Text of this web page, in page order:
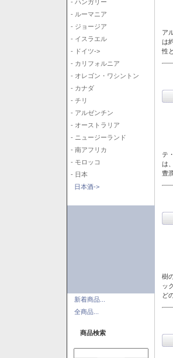
- ハンガリー
- ルーマニア
- ジョージア
- イスラエル
- ドイツ->
- カリフォルニア
- オレゴン・ワシントン
- カナダ
- チリ
- アルゼンチン
- オーストラリア
- ニュージーランド
- 南アフリカ
- モロッコ
- 日本
日本酒->
新着商品...
全商品...
商品検索
ア
は
性
テ
は
豊
樹
ッ
ど